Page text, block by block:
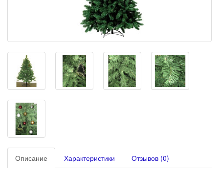
Описание Характеристики Отзывов (0)